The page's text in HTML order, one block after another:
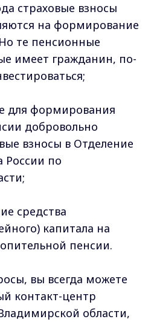
страховые взносы
на формирование
те пенсионные
имеет гражданин, по-
для формирования
добровольно
взносы в Отделение
России по
средства
капитала на
пенсии.
вы всегда можете
контакт-центр
области,